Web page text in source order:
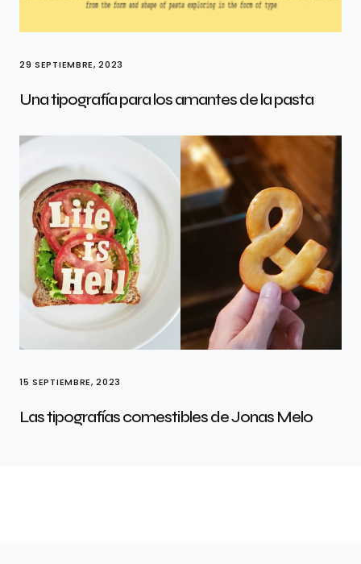
29 SEPTIEMBRE, 2023
Una tipografía para los amantes de la pasta
15 SEPTIEMBRE, 2023
Las tipografías comestibles de Jonas Melo